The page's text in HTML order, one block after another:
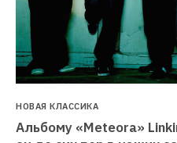
НОВАЯ КЛАССИКА
Альбому «Meteora»